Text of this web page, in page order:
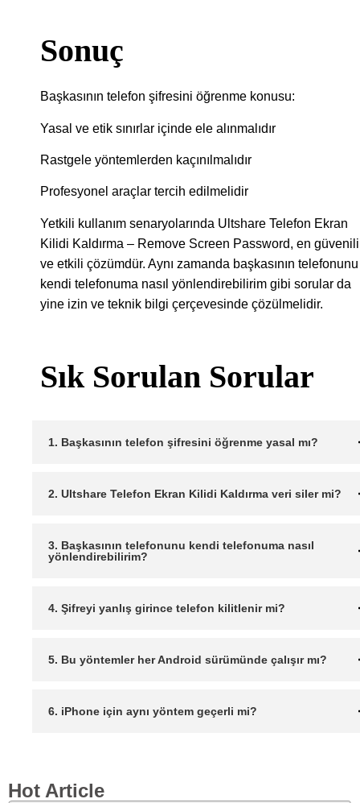
Sonuç
Başkasının telefon şifresini öğrenme konusu:
Yasal ve etik sınırlar içinde ele alınmalıdır
Rastgele yöntemlerden kaçınılmalıdır
Profesyonel araçlar tercih edilmelidir
Yetkili kullanım senaryolarında Ultshare Telefon Ekran
Kilidi Kaldırma – Remove Screen Password, en
ve etkili çözümdür. Aynı zamanda başkasının telefonunu
kendi telefonuma nasıl yönlendirebilirim gibi sorular da
yine izin ve teknik bilgi çerçevesinde çözülmelidir.
Sık Sorulan Sorular
1. Başkasının telefon şifresini öğrenme yasal mı?
2. Ultshare Telefon Ekran Kilidi Kaldırma veri siler mi?
3. Başkasının telefonunu kendi telefonuma nasıl
yönlendirebilirim?
4. Şifreyi yanlış girince telefon kilitlenir mi?
5. Bu yöntemler her Android sürümünde çalışır mı?
6. iPhone için aynı yöntem geçerli mi?
Hot Article